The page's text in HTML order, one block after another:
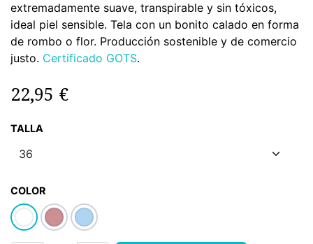
extremadamente suave, transpirable y sin tóxicos,
ideal piel sensible. Tela con un bonito calado en forma
de rombo o flor. Producción sostenible y de comercio
justo. Certificado GOTS.
22,95 €
TALLA
COLOR